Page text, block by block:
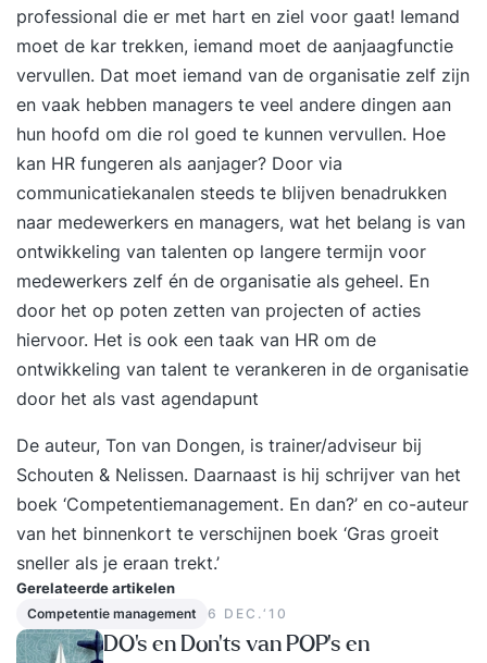
professional die er met hart en ziel voor gaat! Iemand
moet de kar trekken, iemand moet de aanjaagfunctie
vervullen. Dat moet iemand van de organisatie zelf zijn
en vaak hebben managers te veel andere dingen aan
hun hoofd om die rol goed te kunnen vervullen. Hoe
kan HR fungeren als aanjager? Door via
communicatiekanalen steeds te blijven benadrukken
naar medewerkers en managers, wat het belang is van
ontwikkeling van talenten op langere termijn voor
medewerkers zelf én de organisatie als geheel. En
door het op poten zetten van projecten of acties
hiervoor. Het is ook een taak van HR om de
ontwikkeling van talent te verankeren in de organisatie
door het als vast agendapunt
De auteur, Ton van Dongen, is trainer/adviseur bij
Schouten & Nelissen. Daarnaast is hij schrijver van het
boek ‘Competentiemanagement. En dan?’ en co-auteur
van het binnenkort te verschijnen boek ‘Gras groeit
sneller als je eraan trekt.’
Gerelateerde artikelen
Competentie management 6 DEC.‘10
DO's en Don'ts van POP's en